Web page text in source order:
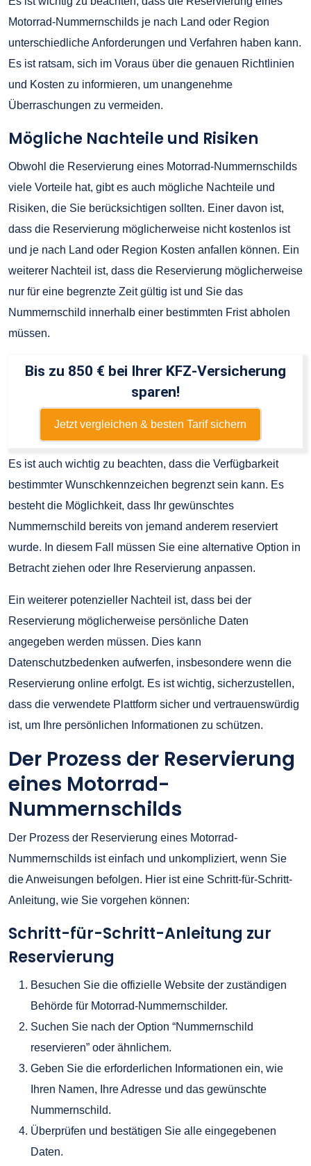
Motorrad-Nummernschilds je nach Land oder Region
unterschiedliche Anforderungen und Verfahren haben kann.
Es ist ratsam, sich im Voraus über die genauen Richtlinien
und Kosten zu informieren, um unangenehme
Überraschungen zu vermeiden.
Mögliche Nachteile und Risiken
Obwohl die Reservierung eines Motorrad-Nummernschilds
viele Vorteile hat, gibt es auch mögliche Nachteile und
Risiken, die Sie berücksichtigen sollten. Einer davon ist,
dass die Reservierung möglicherweise nicht kostenlos ist
und je nach Land oder Region Kosten anfallen können. Ein
weiterer Nachteil ist, dass die Reservierung möglicherweise
nur für eine begrenzte Zeit gültig ist und Sie das
Nummernschild innerhalb einer bestimmten Frist abholen
müssen.
Bis zu 850 € bei Ihrer KFZ-Versicherung
sparen!
Jetzt vergleichen & besten Tarif sichern
Es ist auch wichtig zu beachten, dass die Verfügbarkeit
bestimmter Wunschkennzeichen begrenzt sein kann. Es
besteht die Möglichkeit, dass Ihr gewünschtes
Nummernschild bereits von jemand anderem reserviert
wurde. In diesem Fall müssen Sie eine alternative Option in
Betracht ziehen oder Ihre Reservierung anpassen.
Ein weiterer potenzieller Nachteil ist, dass bei der
Reservierung möglicherweise persönliche Daten
angegeben werden müssen. Dies kann
Datenschutzbedenken aufwerfen, insbesondere wenn die
Reservierung online erfolgt. Es ist wichtig, sicherzustellen,
dass die verwendete Plattform sicher und vertrauenswürdig
ist, um Ihre persönlichen Informationen zu schützen.
Der Prozess der Reservierung
eines Motorrad-
Nummernschilds
Der Prozess der Reservierung eines Motorrad-
Nummernschilds ist einfach und unkompliziert, wenn Sie
die Anweisungen befolgen. Hier ist eine Schritt-für-Schritt-
Anleitung, wie Sie vorgehen können:
Schritt-für-Schritt-Anleitung zur
Reservierung
Besuchen Sie die offizielle Website der zuständigen
Behörde für Motorrad-Nummernschilder.
Suchen Sie nach der Option “Nummernschild
reservieren” oder ähnlichem.
Geben Sie die erforderlichen Informationen ein, wie
Ihren Namen, Ihre Adresse und das gewünschte
Nummernschild.
Überprüfen und bestätigen Sie alle eingegebenen
Daten.